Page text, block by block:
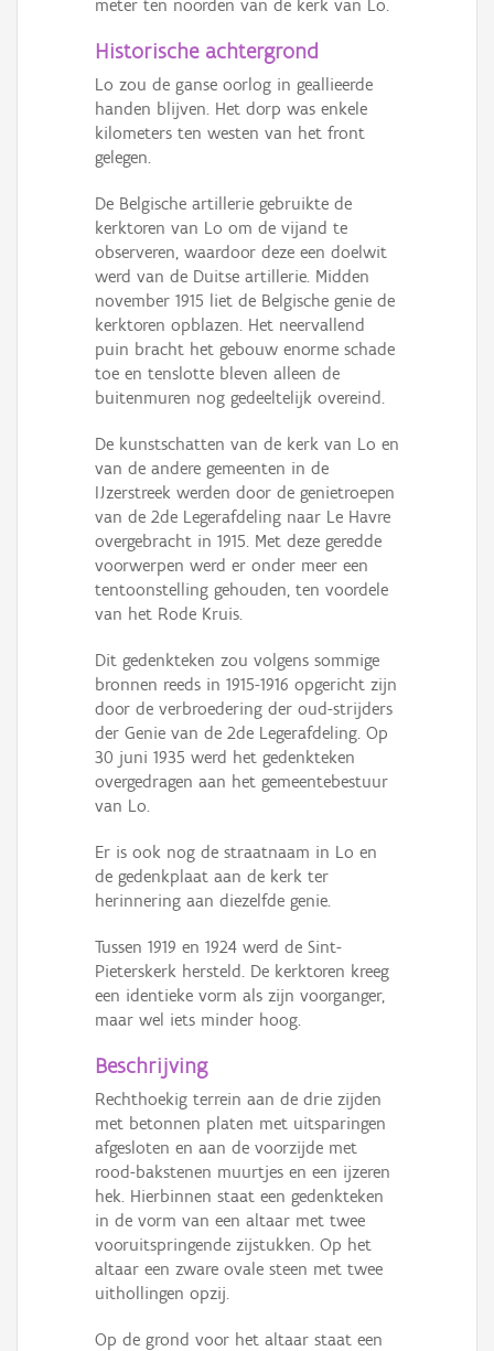
meter ten noorden van de kerk van Lo.
Historische achtergrond
Lo zou de ganse oorlog in geallieerde
handen blijven. Het dorp was enkele
kilometers ten westen van het front
gelegen.
De Belgische artillerie gebruikte de
kerktoren van Lo om de vijand te
observeren, waardoor deze een doelwit
werd van de Duitse artillerie. Midden
november 1915 liet de Belgische genie de
kerktoren opblazen. Het neervallend
puin bracht het gebouw enorme schade
toe en tenslotte bleven alleen de
buitenmuren nog gedeeltelijk overeind.
De kunstschatten van de kerk van Lo en
van de andere gemeenten in de
IJzerstreek werden door de genietroepen
van de 2de Legerafdeling naar Le Havre
overgebracht in 1915. Met deze geredde
voorwerpen werd er onder meer een
tentoonstelling gehouden, ten voordele
van het Rode Kruis.
Dit gedenkteken zou volgens sommige
bronnen reeds in 1915-1916 opgericht zijn
door de verbroedering der oud-strijders
der Genie van de 2de Legerafdeling. Op
30 juni 1935 werd het gedenkteken
overgedragen aan het gemeentebestuur
van Lo.
Er is ook nog de straatnaam in Lo en
de gedenkplaat aan de kerk ter
herinnering aan diezelfde genie.
Tussen 1919 en 1924 werd de Sint-
Pieterskerk hersteld. De kerktoren kreeg
een identieke vorm als zijn voorganger,
maar wel iets minder hoog.
Beschrijving
Rechthoekig terrein aan de drie zijden
met betonnen platen met uitsparingen
afgesloten en aan de voorzijde met
rood-bakstenen muurtjes en een ijzeren
hek. Hierbinnen staat een gedenkteken
in de vorm van een altaar met twee
vooruitspringende zijstukken. Op het
altaar een zware ovale steen met twee
uithollingen opzij.
Op de grond voor het altaar staat een